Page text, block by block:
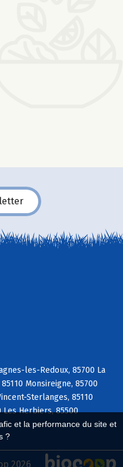
et la performance du site et
?
les-Redoux, 85700 La
Monsireigne, 85700
Sterlanges, 85110
Les Herbiers, 85500
2026